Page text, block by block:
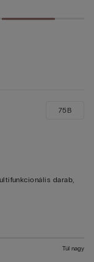
darab,
75B
Túl nagy